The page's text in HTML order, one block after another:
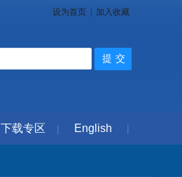
设为首页 加入收藏
下载专区 | English |